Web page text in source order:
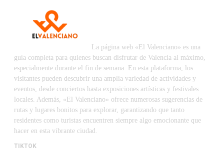
La página web «El Valenciano» es una
guía completa para quienes buscan disfrutar de Valencia al máximo,
especialmente durante el fin de semana. En esta plataforma, los
visitantes pueden descubrir una amplia variedad de actividades y
eventos, desde conciertos hasta exposiciones artísticas y festivales
locales. Además, «El Valenciano» ofrece numerosas sugerencias de
rutas y lugares bonitos para explorar, garantizando que tanto
residentes como turistas encuentren siempre algo emocionante que
hacer en esta vibrante ciudad.
TIKTOK